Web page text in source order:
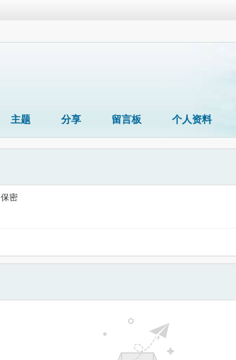
主题 分享 留言板 个人资料
保密